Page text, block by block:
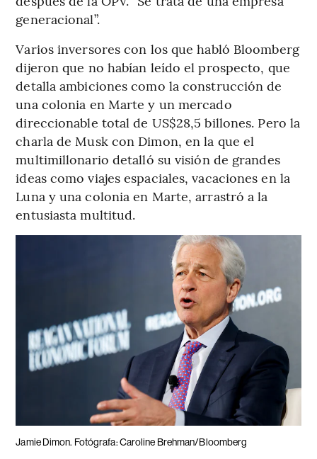
generacional”.
Varios inversores con los que habló Bloomberg
dijeron que no habían leído el prospecto, que
detalla ambiciones como la construcción de
una colonia en Marte y un mercado
direccionable total de US$28,5 billones. Pero la
charla de Musk con Dimon, en la que el
multimillonario detalló su visión de grandes
ideas como viajes espaciales, vacaciones en la
Luna y una colonia en Marte, arrastró a la
entusiasta multitud.
Jamie Dimon. Fotógrafa: Caroline Brehman/Bloomberg